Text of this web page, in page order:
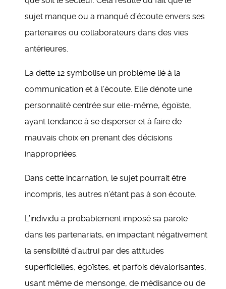
sujet manque ou a manqué d’écoute envers ses
partenaires ou collaborateurs dans des vies
antérieures.
La dette 12 symbolise un problème lié à la
communication et à l’écoute. Elle dénote une
personnalité centrée sur elle-même, égoïste,
ayant tendance à se disperser et à faire de
mauvais choix en prenant des décisions
inappropriées.
Dans cette incarnation, le sujet pourrait être
incompris, les autres n’étant pas à son écoute.
L’individu a probablement imposé sa parole
dans les partenariats, en impactant négativement
la sensibilité d’autrui par des attitudes
superficielles, égoïstes, et parfois dévalorisantes,
usant même de mensonge, de médisance ou de